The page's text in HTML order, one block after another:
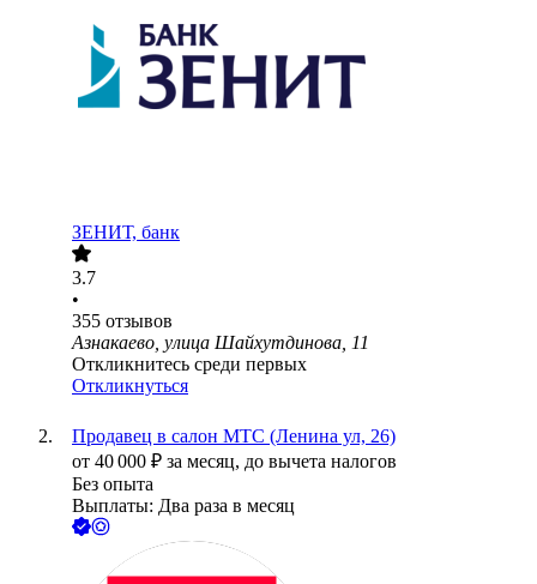
ЗЕНИТ, банк
3.7
•
355 отзывов
Азнакаево, улица Шайхутдинова, 11
Откликнитесь среди первых
Откликнуться
Продавец в салон МТС (Ленина ул, 26)
от 40 000 ₽ за месяц, до вычета налогов
Без опыта
Выплаты: Два раза в месяц